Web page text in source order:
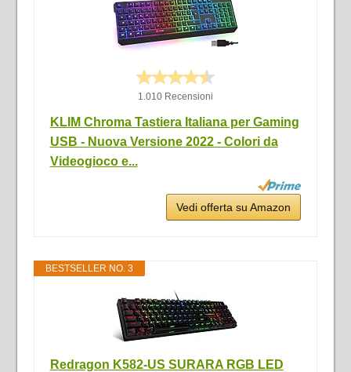
1.010 Recensioni
KLIM Chroma Tastiera Italiana per Gaming
USB - Nuova Versione 2022 - Colori da
Videogioco e...
Vedi offerta su Amazon
BESTSELLER NO. 3
Redragon K582-US SURARA RGB LED